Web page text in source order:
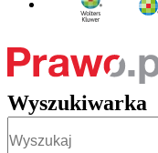
Wyszukiwarka